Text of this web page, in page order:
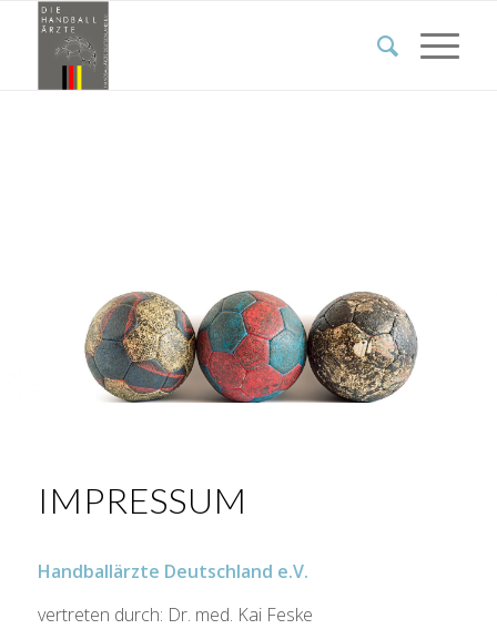
IMPRESSUM
Handballärzte Deutschland e.V.
vertreten durch: Dr. med. Kai Feske